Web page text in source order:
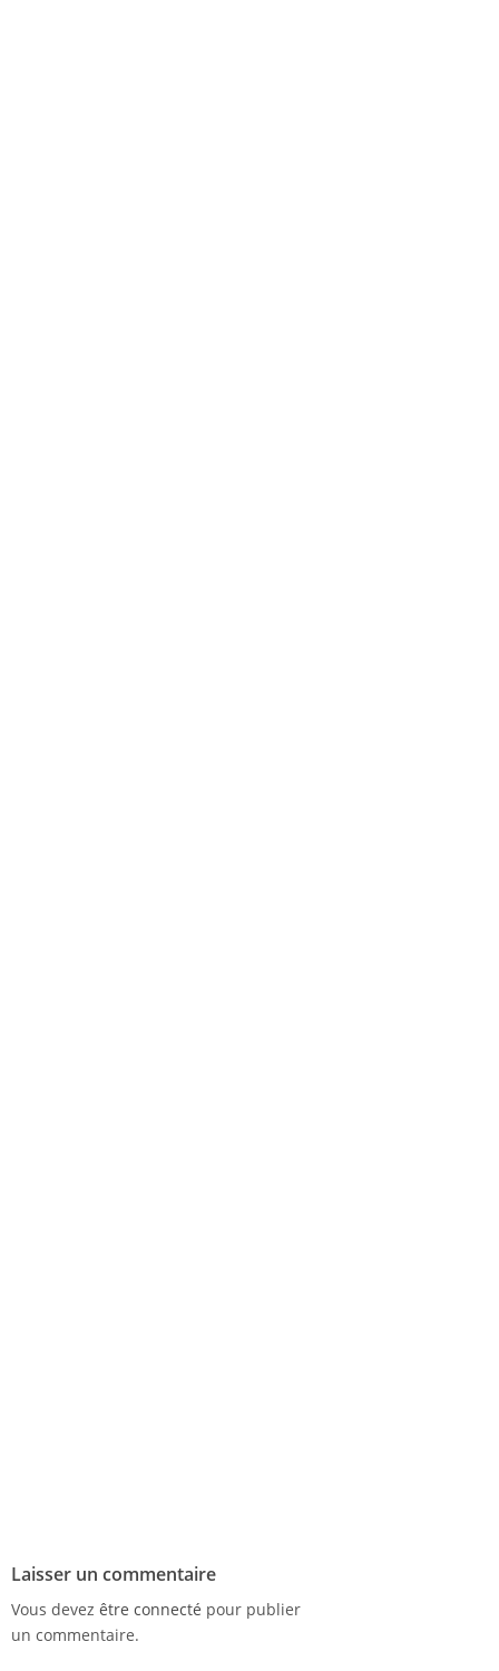
Laisser un commentaire
Vous devez être connecté pour publier
un commentaire.